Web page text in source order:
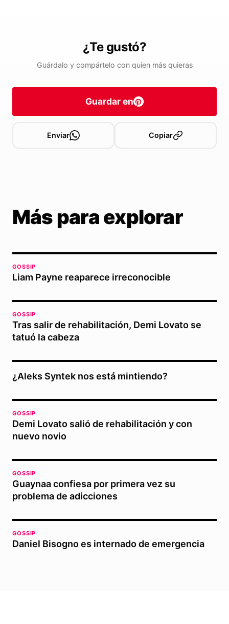
¿Te gustó?
Guárdalo y compártelo con quien más quieras
Guardar en
Enviar Copiar
Más para explorar
GOSSIP
Liam Payne reaparece irreconocible
GOSSIP
Tras salir de rehabilitación, Demi Lovato se
tatuó la cabeza
¿Aleks Syntek nos está mintiendo?
GOSSIP
Demi Lovato salió de rehabilitación y con
nuevo novio
GOSSIP
Guaynaa confiesa por primera vez su
problema de adicciones
GOSSIP
Daniel Bisogno es internado de emergencia